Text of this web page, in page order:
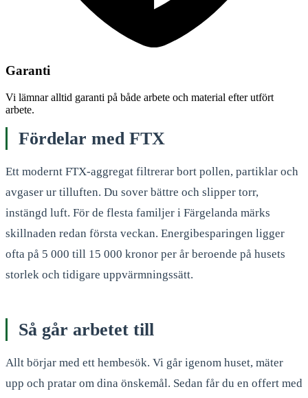
Garanti
Vi lämnar alltid garanti på både arbete och material efter utfört
arbete.
Fördelar med FTX
Ett modernt FTX-aggregat filtrerar bort pollen, partiklar och
avgaser ur tilluften. Du sover bättre och slipper torr,
instängd luft. För de flesta familjer i Färgelanda märks
skillnaden redan första veckan. Energibesparingen ligger
ofta på 5 000 till 15 000 kronor per år beroende på husets
storlek och tidigare uppvärmningssätt.
Så går arbetet till
Allt börjar med ett hembesök. Vi går igenom huset, mäter
upp och pratar om dina önskemål. Sedan får du en offert med